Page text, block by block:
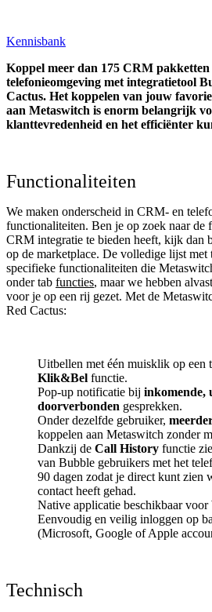
Kennisbank
Koppel meer dan 175 CRM
telefonieomgeving met integratietool
Cactus. Het koppelen van jouw
aan Metaswitch is enorm belangrijk
klanttevredenheid en het efficiënter
Functionaliteiten
We maken onderscheid in CRM- en
functionaliteiten. Ben je op zoek naar
CRM integratie te bieden heeft, kijk dan
op de marketplace. De volledige lijst
specifieke functionaliteiten die
onder tab functies, maar we hebben
voor je op een rij gezet. Met de
Red Cactus:
Uitbellen met één muisklik op een
Klik&Bel functie.
Pop-up notificatie bij inkomende,
doorverbonden gesprekken.
Onder dezelfde gebruiker,
koppelen aan Metaswitch zonder
Dankzij de Call History functie
van Bubble gebruikers met het
90 dagen zodat je direct kunt zien
contact heeft gehad.
Native applicatie beschikbaar voor
Eenvoudig en veilig inloggen op
(Microsoft, Google of Apple
Technisch